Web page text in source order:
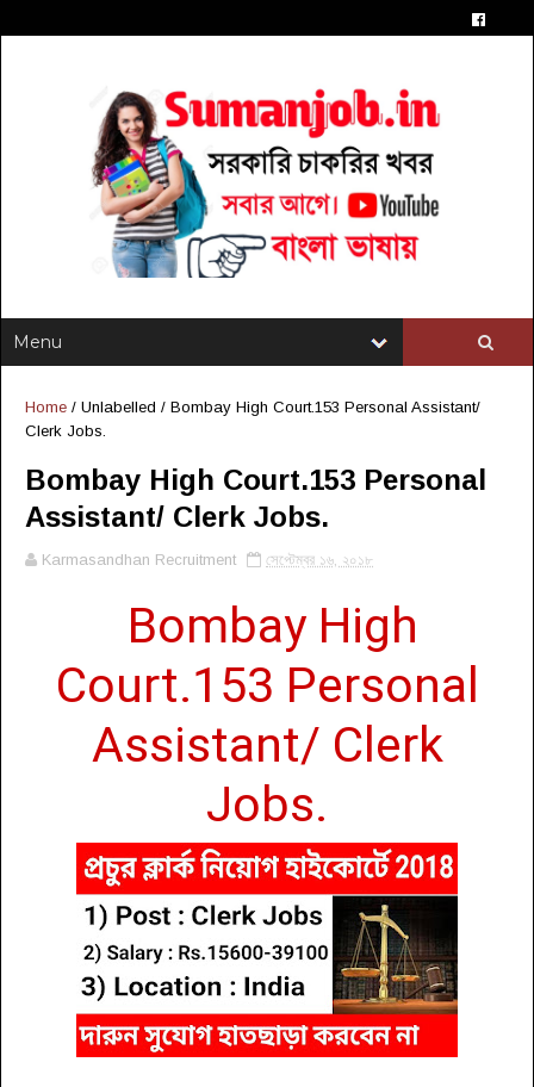
Home / Unlabelled / Bombay High Court.153 Personal Assistant/
Clerk Jobs.
Bombay High Court.153 Personal
Assistant/ Clerk Jobs.
Karmasandhan Recruitment সেপ্টেম্বর ১৬, ২০১৮
Bombay High
Court.153 Personal
Assistant/ Clerk
Jobs.